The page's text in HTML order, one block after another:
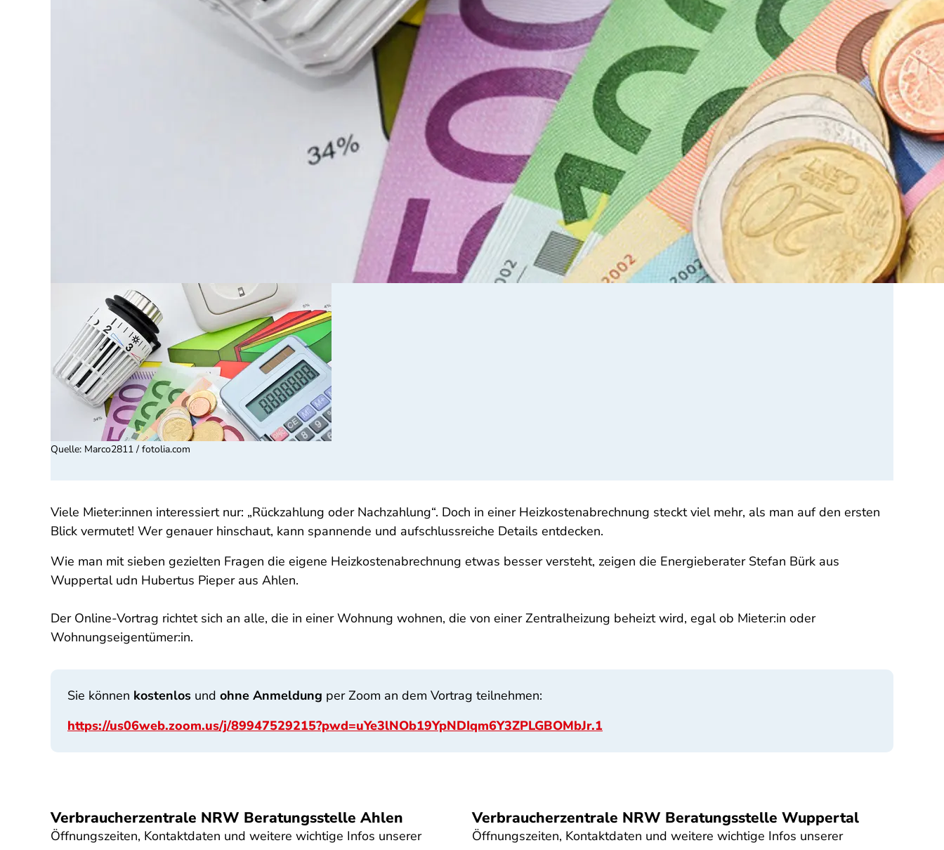
Quelle: Marco2811 / fotolia.com
Viele Mieter:innen interessiert nur: „Rückzahlung oder Nachzahlung“. Doch in einer Heizkostenabrechnung steckt viel mehr, als man auf den ersten
Blick vermutet! Wer genauer hinschaut, kann spannende und aufschlussreiche Details entdecken.
Wie man mit sieben gezielten Fragen die eigene Heizkostenabrechnung etwas besser versteht, zeigen die Energieberater Stefan Bürk aus
Wuppertal udn Hubertus Pieper aus Ahlen.
Der Online-Vortrag richtet sich an alle, die in einer Wohnung wohnen, die von einer Zentralheizung beheizt wird, egal ob Mieter:in oder
Wohnungseigentümer:in.
Sie können kostenlos und ohne Anmeldung per Zoom an dem Vortrag teilnehmen:
https://us06web.zoom.us/j/89947529215?pwd=uYe3lNOb19YpNDIqm6Y3ZPLGBOMbJr.1
Verbraucherzentrale NRW Beratungsstelle Ahlen
Öffnungszeiten, Kontaktdaten und weitere wichtige Infos unserer
Verbraucherzentrale NRW Beratungsstelle Wuppertal
Öffnungszeiten, Kontaktdaten und weitere wichtige Infos unserer